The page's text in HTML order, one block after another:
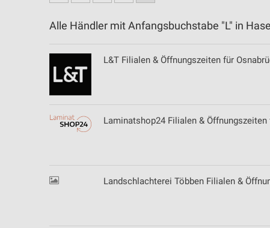
Alle Händler mit Anfangsbuchstabe "L" in
L&T Filialen & Öffnungszeiten für
Laminatshop24 Filialen & Öffnungszeiten
Landschlachterei Többen Filialen &